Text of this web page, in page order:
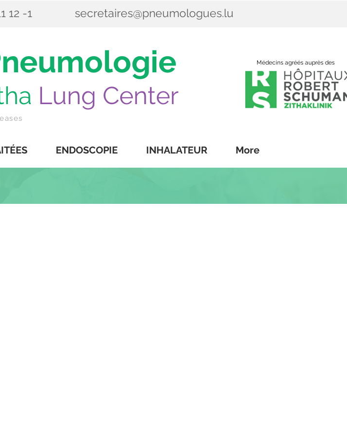
12 -1 secretaires@pneumologues.lu
Lung Center
Médecins agréés auprès des
ENDOSCOPIE INHALATEUR More